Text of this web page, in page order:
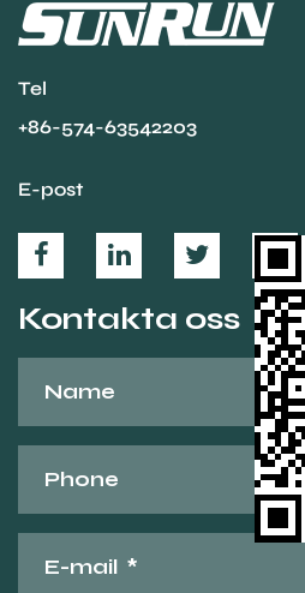
Tel
+86-574-63542203
E-post
Kontakta oss